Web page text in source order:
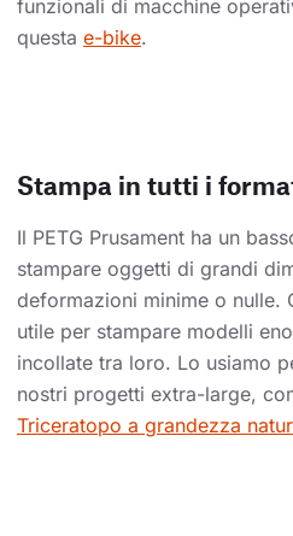
funzionali di macchine
questa e-bike.
Stampa in tutti i
Il PETG Prusament ha un
stampare oggetti di grandi
deformazioni minime o nulle.
utile per stampare modelli
incollate tra loro. Lo usiamo
nostri progetti extra-large,
Triceratopo a grandezza